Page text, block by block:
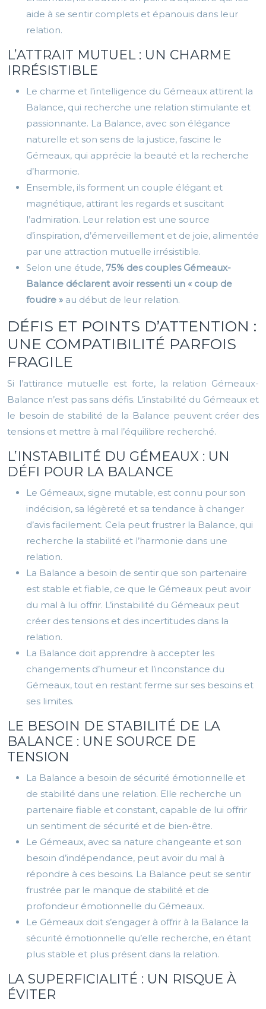
aide à se sentir complets et épanouis dans leur
relation.
L’ATTRAIT MUTUEL : UN CHARME
IRRÉSISTIBLE
Le charme et l’intelligence du Gémeaux attirent la
Balance, qui recherche une relation stimulante et
passionnante. La Balance, avec son élégance
naturelle et son sens de la justice, fascine le
Gémeaux, qui apprécie la beauté et la recherche
d’harmonie.
Ensemble, ils forment un couple élégant et
magnétique, attirant les regards et suscitant
l’admiration. Leur relation est une source
d’inspiration, d’émerveillement et de joie, alimentée
par une attraction mutuelle irrésistible.
Selon une étude, 75% des couples Gémeaux-
Balance déclarent avoir ressenti un « coup de
foudre » au début de leur relation.
DÉFIS ET POINTS D’ATTENTION :
UNE COMPATIBILITÉ PARFOIS
FRAGILE
Si l’attirance mutuelle est forte, la relation Gémeaux-
Balance n’est pas sans défis. L’instabilité du Gémeaux et
le besoin de stabilité de la Balance peuvent créer des
tensions et mettre à mal l’équilibre recherché.
L’INSTABILITÉ DU GÉMEAUX : UN
DÉFI POUR LA BALANCE
Le Gémeaux, signe mutable, est connu pour son
indécision, sa légèreté et sa tendance à changer
d’avis facilement. Cela peut frustrer la Balance, qui
recherche la stabilité et l’harmonie dans une
relation.
La Balance a besoin de sentir que son partenaire
est stable et fiable, ce que le Gémeaux peut avoir
du mal à lui offrir. L’instabilité du Gémeaux peut
créer des tensions et des incertitudes dans la
relation.
La Balance doit apprendre à accepter les
changements d’humeur et l’inconstance du
Gémeaux, tout en restant ferme sur ses besoins et
ses limites.
LE BESOIN DE STABILITÉ DE LA
BALANCE : UNE SOURCE DE
TENSION
La Balance a besoin de sécurité émotionnelle et
de stabilité dans une relation. Elle recherche un
partenaire fiable et constant, capable de lui offrir
un sentiment de sécurité et de bien-être.
Le Gémeaux, avec sa nature changeante et son
besoin d’indépendance, peut avoir du mal à
répondre à ces besoins. La Balance peut se sentir
frustrée par le manque de stabilité et de
profondeur émotionnelle du Gémeaux.
Le Gémeaux doit s’engager à offrir à la Balance la
sécurité émotionnelle qu’elle recherche, en étant
plus stable et plus présent dans la relation.
LA SUPERFICIALITÉ : UN RISQUE À
ÉVITER